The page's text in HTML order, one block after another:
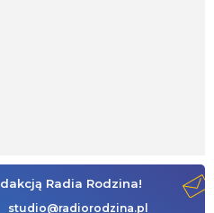
Radia Rodzina!
studio@radiorodzina.pl